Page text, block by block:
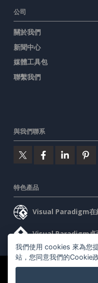
公司
關於我們
新聞中心
媒體工具包
聯繫我們
與我們聯系
特色產品
Visual Paradigm在
Visual Paradigm桌
©2026 by Visual Paradigm. 版
我們使用 cookies 來為您
站，您同意我們的Cookie